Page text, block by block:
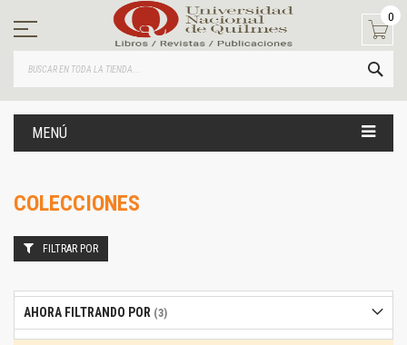
contenido
0
MENÚ
COLECCIONES
FILTRAR POR
AHORA FILTRANDO POR